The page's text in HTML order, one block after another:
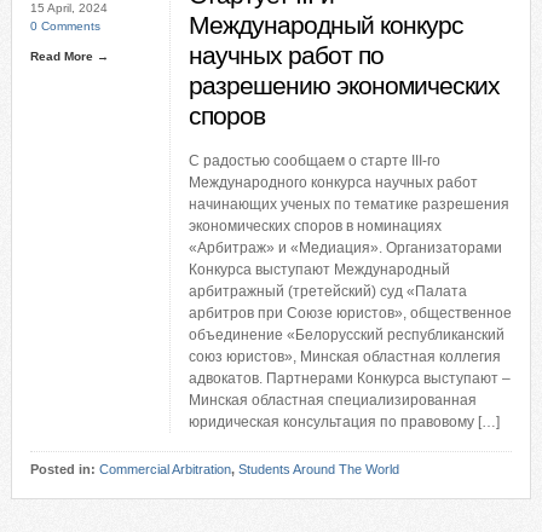
15 April, 2024
0 Comments
Read More →
Международный конкурс
научных работ по
разрешению экономических
споров
С радостью сообщаем о старте III-го
Международного конкурса научных работ
начинающих ученых по тематике разрешения
экономических споров в номинациях
«Арбитраж» и «Медиация». Организаторами
Конкурса выступают Международный
арбитражный (третейский) суд «Палата
арбитров при Союзе юристов», общественное
объединение «Белорусский республиканский
союз юристов», Минская областная коллегия
адвокатов. Партнерами Конкурса выступают –
Минская областная специализированная
юридическая консультация по правовому […]
Posted in: Commercial Arbitration, Students Around The World